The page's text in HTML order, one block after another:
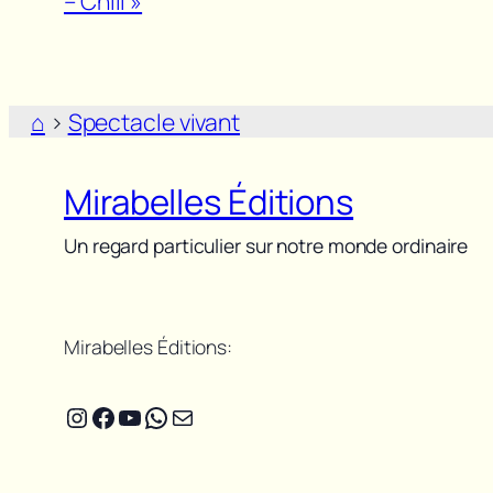
⌂ > Spectacle vivant
Mirabelles Éditions
Un regard particulier sur notre monde ordinaire
Mirabelles Éditions:
Instagram
Facebook
YouTube
WhatsApp
E-mail